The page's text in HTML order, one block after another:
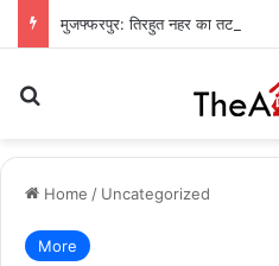
Home / Uncategorized
More